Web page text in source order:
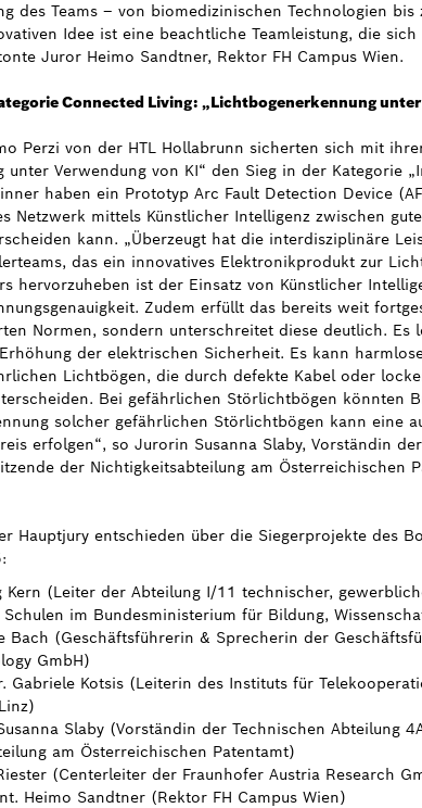
des Teams – von biomedizinischen Technologien bis
Idee ist eine beachtliche Teamleistung, die
Juror Heimo Sandtner, Rektor FH Campus Wien.
Connected Living: „Lichtbogenerkennung
Perzi von der HTL Hollabrunn sicherten sich mit
unter Verwendung von KI“ den Sieg in der Kategorie
haben ein Prototyp Arc Fault Detection Device
Netzwerk mittels Künstlicher Intelligenz zwischen
kann. „Überzeugt hat die interdisziplinäre
das ein innovatives Elektronikprodukt zur
hervorzuheben ist der Einsatz von Künstlicher
Zudem erfüllt das bereits weit
Normen, sondern unterschreitet diese deutlich. Es
der elektrischen Sicherheit. Es kann
Lichtbögen, die durch defekte Kabel oder
Bei gefährlichen Störlichtbögen könnten
solcher gefährlichen Störlichtbögen kann eine
erfolgen“, so Jurorin Susanna Slaby, Vorständin
der Nichtigkeitsabteilung am Österreichischen
Hauptjury entschieden über die Siegerprojekte des
Kern (Leiter der Abteilung I/11 technischer,
im Bundesministerium für Bildung,
Bach (Geschäftsführerin & Sprecherin der
GmbH)
Gabriele Kotsis (Leiterin des Instituts für
Slaby (Vorständin der Technischen Abteilung
am Österreichischen Patentamt)
(Centerleiter der Fraunhofer Austria Research
Heimo Sandtner (Rektor FH Campus Wien)